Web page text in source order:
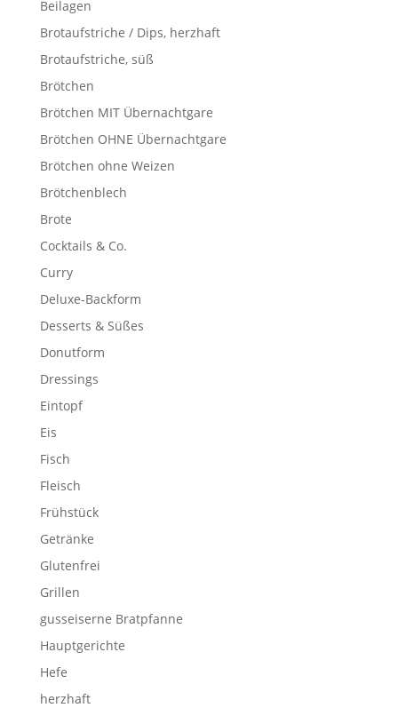
Beilagen
Brotaufstriche / Dips, herzhaft
Brotaufstriche, süß
Brötchen
Brötchen MIT Übernachtgare
Brötchen OHNE Übernachtgare
Brötchen ohne Weizen
Brötchenblech
Brote
Cocktails & Co.
Curry
Deluxe-Backform
Desserts & Süßes
Donutform
Dressings
Eintopf
Eis
Fisch
Fleisch
Frühstück
Getränke
Glutenfrei
Grillen
gusseiserne Bratpfanne
Hauptgerichte
Hefe
herzhaft